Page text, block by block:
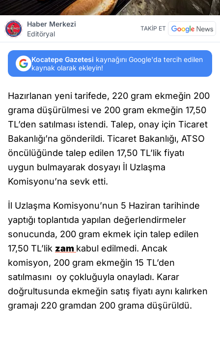
Haber Merkezi
Editöryal
TAKİP ET
Kocatepe Gazetesi kaynağını Google'da tercih edilen
kaynak olarak ekleyin!
Hazırlanan yeni tarifede, 220 gram ekmeğin 200
grama düşürülmesi ve 200 gram ekmeğin 17,50
TL’den satılması istendi. Talep, onay için Ticaret
Bakanlığı’na gönderildi. Ticaret Bakanlığı, ATSO
öncülüğünde talep edilen 17,50 TL’lik fiyatı
uygun bulmayarak dosyayı İl Uzlaşma
Komisyonu’na sevk etti.
İl Uzlaşma Komisyonu’nun 5 Haziran tarihinde
yaptığı toplantıda yapılan değerlendirmeler
sonucunda, 200 gram ekmek için talep edilen
17,50 TL’lik zam kabul edilmedi. Ancak
komisyon, 200 gram ekmeğin 15 TL’den
satılmasını oy çokluğuyla onayladı. Karar
doğrultusunda ekmeğin satış fiyatı aynı kalırken
gramajı 220 gramdan 200 grama düşürüldü.